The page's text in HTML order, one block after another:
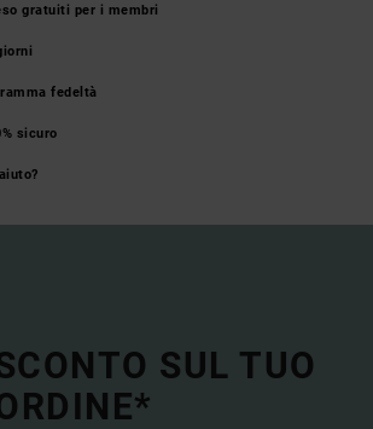
gratuiti per i membri
fedeltà
sicuro
SUL TUO